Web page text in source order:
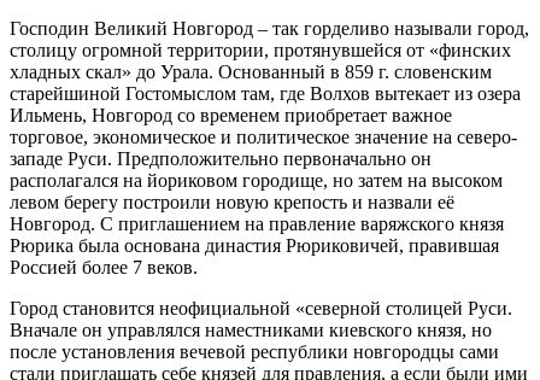
Господин Великий Новгород – так горделиво называли город,
столицу огромной территории, протянувшейся от «финских
хладных скал» до Урала. Основанный в 859 г. словенским
старейшиной Гостомыслом там, где Волхов вытекает из озера
Ильмень, Новгород со временем приобретает важное
торговое, экономическое и политическое значение на северо-
западе Руси. Предположительно первоначально он
располагался на йориковом городище, но затем на высоком
левом берегу построили новую крепость и назвали её
Новгород. С приглашением на правление варяжского князя
Рюрика была основана династия Рюриковичей, правившая
Россией более 7 веков.
Город становится неофициальной «северной столицей Руси.
Вначале он управлялся наместниками киевского князя, но
после установления вечевой республики новгородцы сами
стали приглашать себе князей для правления, а если были ими